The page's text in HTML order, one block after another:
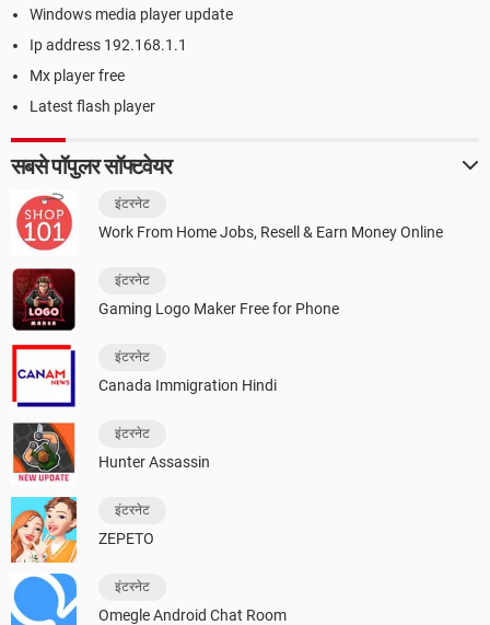
Windows media player update
Ip address 192.168.1.1
Mx player free
Latest flash player
सबसे पॉपुलर सॉफ्टवेयर
इंटरनेट
Work From Home Jobs, Resell & Earn Money Online
इंटरनेट
Gaming Logo Maker Free for Phone
इंटरनेट
Canada Immigration Hindi
इंटरनेट
Hunter Assassin
इंटरनेट
ZEPETO
इंटरनेट
Omegle Android Chat Room